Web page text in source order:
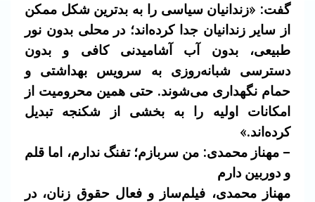
گفت: «زندانیان سیاسی را به بدترین شکل ممکن
از سایر زندانیان جدا کرده‌اند؛ در محلی بدون نور
طبیعی، بدون آب آشامیدنی کافی و بدون
دسترسی شبانه‌روزی به سرویس بهداشتی و
حمام نگهداری می‌شوند. حتی همین محرومیت از
امکانات اولیه را به بخشی از شکنجه تبدیل
کرده‌اند.»
– مهناز محمدی: من سربازم؛ تفنگ ندارم، اما قلم
و دوربین دارم
مهناز محمدی، فیلم‌ساز و فعال حقوق زنان، در